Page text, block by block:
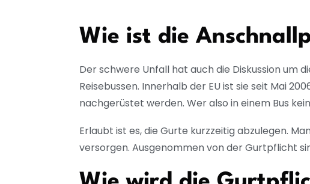
Wie ist die
Der schwere Unfall hat auch die Diskussion um
Reisebussen. Innerhalb der EU ist sie seit Mai
nachgerüstet werden. Wer also in einem Bus
Erlaubt ist es, die Gurte kurzzeitig abzulegen.
versorgen. Ausgenommen von der Gurtpflicht